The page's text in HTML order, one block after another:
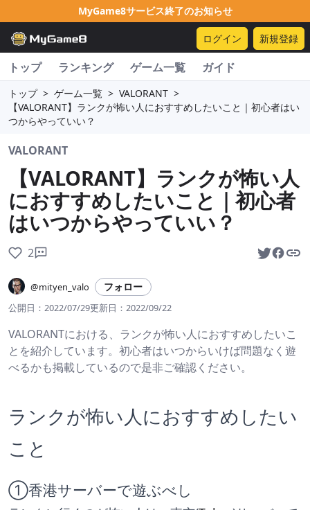
MyGame8サービス終了のお知らせ
ログイン 新規登録
トップ ランキング ゲーム一覧 ガイド
トップ > ゲーム一覧 > VALORANT >
【VALORANT】ランクが怖い人におすすめしたいこと｜初心者はい
つからやっていい？
VALORANT
【VALORANT】ランクが怖い人
におすすめしたいこと｜初心者
はいつからやっていい？
2
@mityen_valo フォロー
公開日： 2022/07/29更新日： 2022/09/22
VALORANTにおける、ランクが怖い人におすすめしたいこ
とを紹介しています。初心者はいつからいけば問題なく遊
べるかも掲載しているので是非ご確認ください。
ランクが怖い人におすすめしたい
こと
①香港サーバーで遊ぶべし